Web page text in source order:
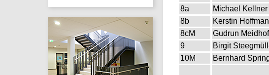
8a
Michael Kellner
8b
Kerstin
8cM
Gudrun
9
Birgit
10M
Bernhard